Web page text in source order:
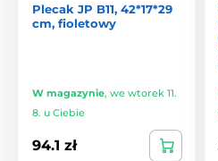
Plecak JP B11, 42*17*29
cm, fioletowy
W magazynie, we wtorek 11.
8. u Ciebie
94.1 zł